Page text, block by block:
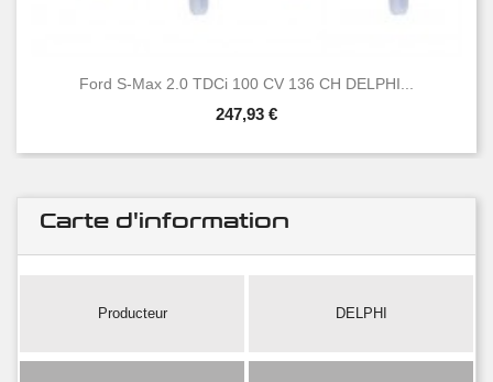
Ford S-Max 2.0 TDCi 100 CV 136 CH DELPHI...
247,93 €
Carte d'information
Producteur DELPHI